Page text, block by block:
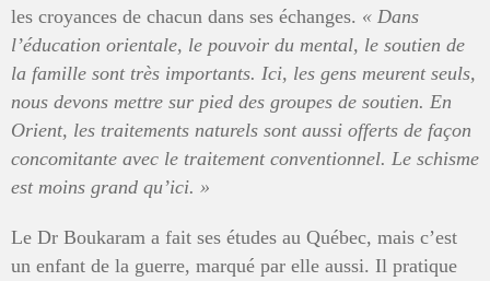
les croyances de chacun dans ses échanges. « Dans
l’éducation orientale, le pouvoir du mental, le soutien de
la famille sont très importants. Ici, les gens meurent seuls,
nous devons mettre sur pied des groupes de soutien. En
Orient, les traitements naturels sont aussi offerts de façon
concomitante avec le traitement conventionnel. Le schisme
est moins grand qu’ici. »
Le Dr Boukaram a fait ses études au Québec, mais c’est
un enfant de la guerre, marqué par elle aussi. Il pratique